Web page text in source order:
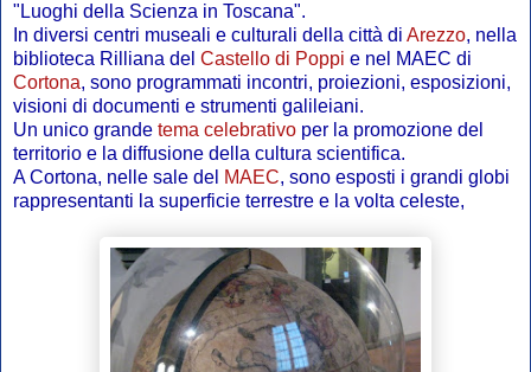
"Luoghi della Scienza in Toscana".
In diversi centri museali e culturali della città di Arezzo, nella
biblioteca Rilliana del Castello di Poppi e nel MAEC di
Cortona, sono programmati incontri, proiezioni, esposizioni,
visioni di documenti e strumenti galileiani.
Un unico grande tema celebrativo per la promozione del
territorio e la diffusione della cultura scientifica.
A Cortona, nelle sale del MAEC, sono esposti i grandi globi
rappresentanti la superficie terrestre e la volta celeste,